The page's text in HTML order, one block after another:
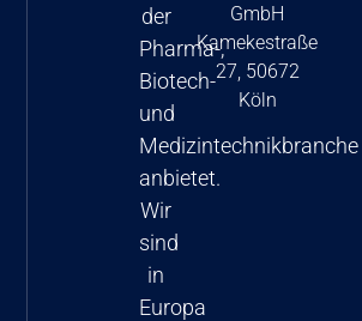
der
Pharma-,
Biotech-
und
Medizintechnikbranche
anbietet.
Wir
sind
in
Europa
GmbH
Kamekestraße
27, 50672
Köln